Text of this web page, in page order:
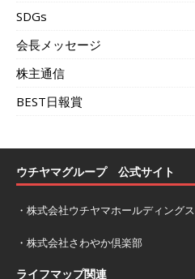
SDGs
会長メッセージ
株主通信
BEST日報賞
ウチヤマグループ 公式サイト
・ 株式会社ウチヤマホールディングス
・ 株式会社さわやか倶楽部
ライフマップ関連